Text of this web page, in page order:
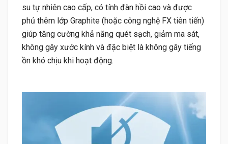
su tự nhiên cao cấp, có tính đàn hồi cao và được
phủ thêm lớp Graphite (hoặc công nghệ FX tiên tiến)
giúp tăng cường khả năng quét sạch, giảm ma sát,
không gây xước kính và đặc biệt là không gây tiếng
ồn khó chịu khi hoạt động.